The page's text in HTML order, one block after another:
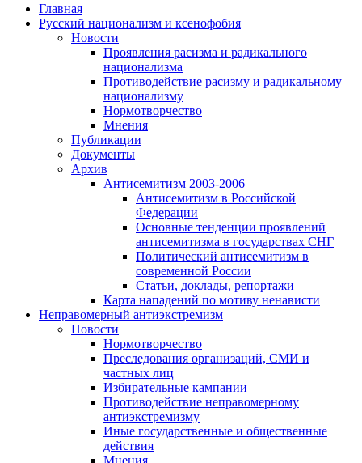
Главная
Русский национализм и ксенофобия
Новости
Проявления расизма и радикального
национализма
Противодействие расизму и радикальному
национализму
Нормотворчество
Мнения
Публикации
Документы
Архив
Антисемитизм 2003-2006
Антисемитизм в Российской
Федерации
Основные тенденции проявлений
антисемитизма в государствах СНГ
Политический антисемитизм в
современной России
Статьи, доклады, репортажи
Карта нападений по мотиву ненависти
Неправомерный антиэкстремизм
Новости
Нормотворчество
Преследования организаций, СМИ и
частных лиц
Избирательные кампании
Противодействие неправомерному
антиэкстремизму
Иные государственные и общественные
действия
Мнения